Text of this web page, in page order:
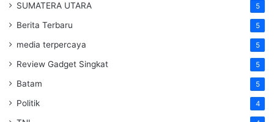
SUMATERA UTARA 5
Berita Terbaru 5
media terpercaya 5
Review Gadget Singkat 5
Batam 5
Politik 4